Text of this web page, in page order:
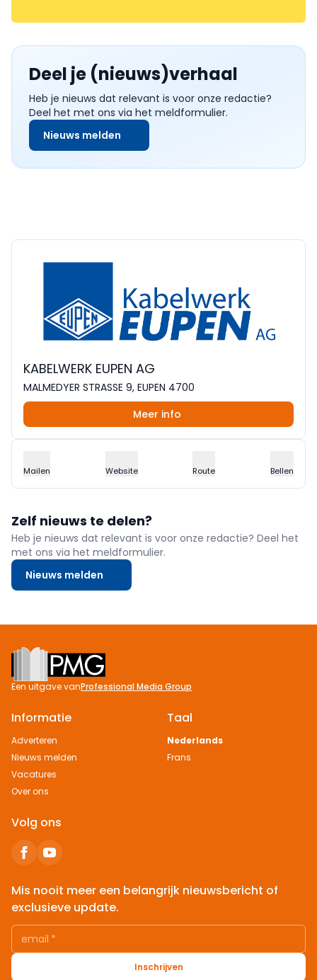
Deel je (nieuws)verhaal
Heb je nieuws dat relevant is voor onze redactie?
Deel het met ons via het meldformulier.
Nieuws melden
KABELWERK EUPEN AG
MALMEDYER STRASSE 9, EUPEN 4700
Meer info
Mailen Website Route Bellen
Zelf nieuws te delen?
Heb je nieuws dat relevant is voor onze redactie? Deel het
met ons via het meldformulier.
Nieuws melden
Footer
Een uitgave vanProfessional Media Group
Informatie
Adverteren
Nieuws melden
Vacatures
Over ons
Taal
Nederlands
Frans
Volg ons
Mis nooit meer een belangrijk nieuwsbericht of
exclusieve update.
email *
Inschrijven